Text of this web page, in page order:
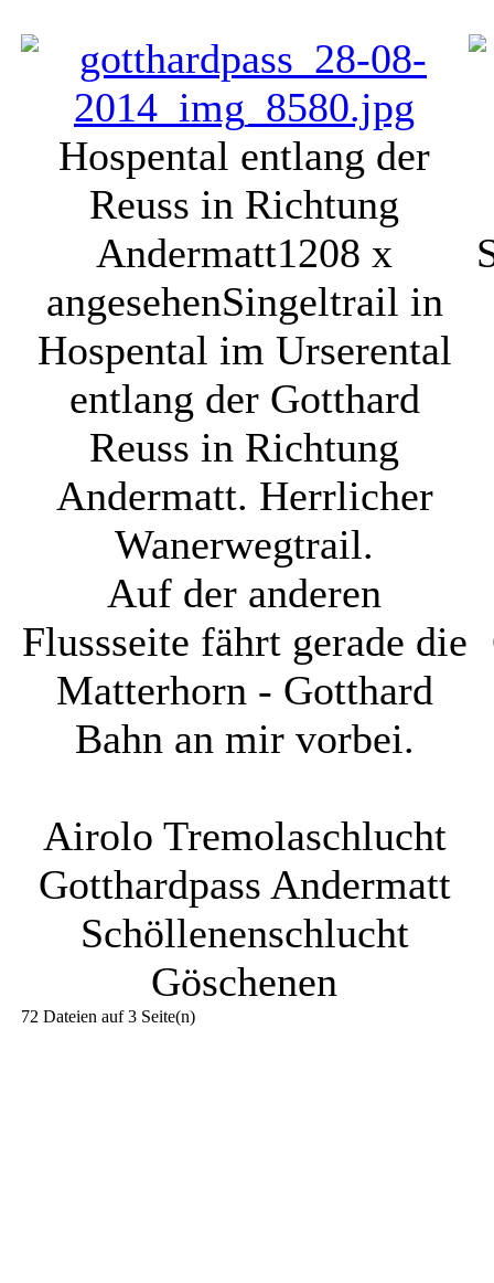
Hospental entlang der
Reuss in Richtung
Andermatt1208 x
angesehenSingeltrail in
Hospental im Urserental
entlang der Gotthard
Reuss in Richtung
Andermatt. Herrlicher
Wanerwegtrail.
Auf der anderen
Flussseite fährt gerade die
Matterhorn - Gotthard
Bahn an mir vorbei.
Airolo Tremolaschlucht
Gotthardpass Andermatt
Schöllenenschlucht
Göschenen
72 Dateien auf 3 Seite(n)